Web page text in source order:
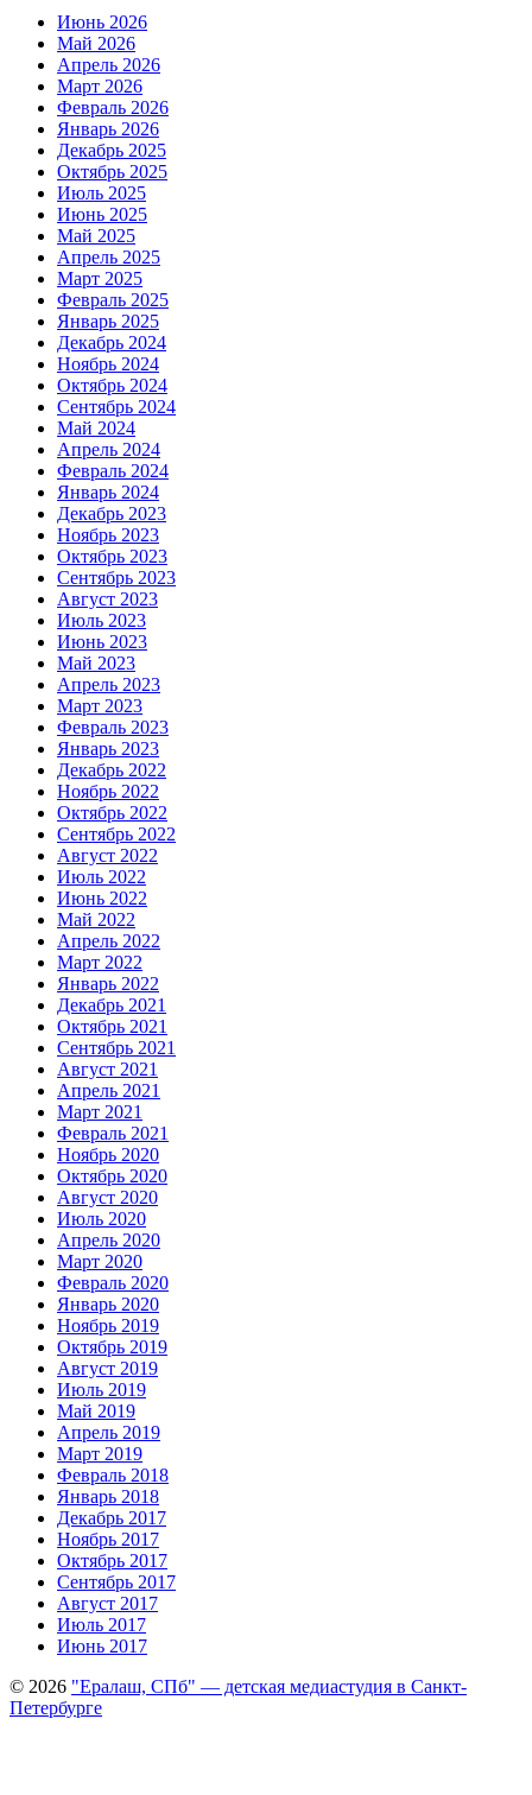
Июнь 2026
Май 2026
Апрель 2026
Март 2026
Февраль 2026
Январь 2026
Декабрь 2025
Октябрь 2025
Июль 2025
Июнь 2025
Май 2025
Апрель 2025
Март 2025
Февраль 2025
Январь 2025
Декабрь 2024
Ноябрь 2024
Октябрь 2024
Сентябрь 2024
Май 2024
Апрель 2024
Февраль 2024
Январь 2024
Декабрь 2023
Ноябрь 2023
Октябрь 2023
Сентябрь 2023
Август 2023
Июль 2023
Июнь 2023
Май 2023
Апрель 2023
Март 2023
Февраль 2023
Январь 2023
Декабрь 2022
Ноябрь 2022
Октябрь 2022
Сентябрь 2022
Август 2022
Июль 2022
Июнь 2022
Май 2022
Апрель 2022
Март 2022
Январь 2022
Декабрь 2021
Октябрь 2021
Сентябрь 2021
Август 2021
Апрель 2021
Март 2021
Февраль 2021
Ноябрь 2020
Октябрь 2020
Август 2020
Июль 2020
Апрель 2020
Март 2020
Февраль 2020
Январь 2020
Ноябрь 2019
Октябрь 2019
Август 2019
Июль 2019
Май 2019
Апрель 2019
Март 2019
Февраль 2018
Январь 2018
Декабрь 2017
Ноябрь 2017
Октябрь 2017
Сентябрь 2017
Август 2017
Июль 2017
Июнь 2017
© 2026 "Ералаш, СПб" — детская медиастудия в Санкт-
Петербурге